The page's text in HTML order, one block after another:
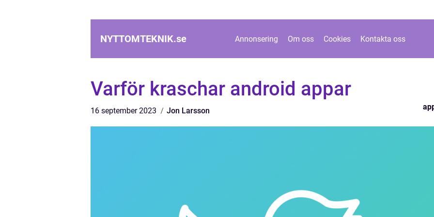
NYTTOMTEKNIK.se Annonsering Om oss Cookies Kontakta oss
Varför kraschar android appar
16 september 2023 Jon Larsson